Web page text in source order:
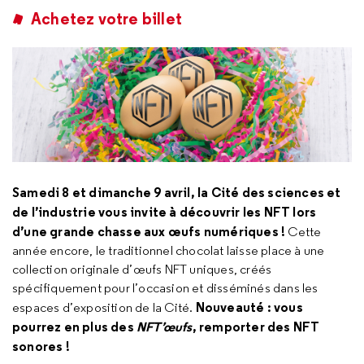
Achetez votre billet
Samedi 8 et dimanche 9 avril, la Cité des sciences et
de l’industrie vous invite à découvrir les NFT lors
d’une grande chasse aux œufs numériques ! Cette
année encore, le traditionnel chocolat laisse place à une
collection originale d’œufs NFT uniques, créés
spécifiquement pour l’occasion et disséminés dans les
espaces d’exposition de la Cité. Nouveauté : vous
pourrez en plus des NFT’œufs, remporter des NFT
sonores !